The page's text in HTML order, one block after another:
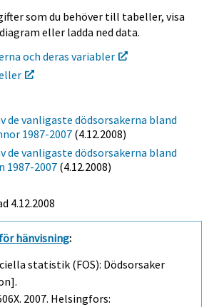
som du behöver till tabeller, visa
eller ladda ned data.
och deras variabler
de vanligaste dödsorsakerna bland
1987-2007 (4.12.2008)
de vanligaste dödsorsakerna bland
1987-2007 (4.12.2008)
4.12.2008
hänvisning:
statistik (FOS): Dödsorsaker
2007. Helsingfors: